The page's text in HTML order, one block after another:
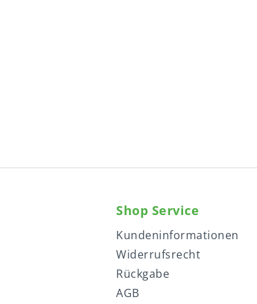
Shop Service
Kundeninformationen
Widerrufsrecht
Rückgabe
AGB